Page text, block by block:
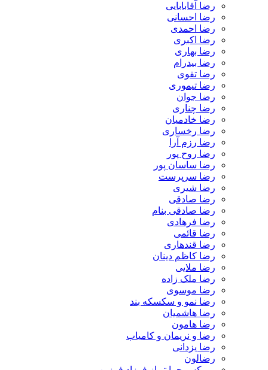
رضا آقابابایی
رضا احسانی
رضا احمدی
رضا اکبری
رضا بهاری
رضا بیدرام
رضا تقوی
رضا تیموری
رضا جوان
رضا چناری
رضا خادمیان
رضا رخساری
رضا رزم آرا
رضا روح پور
رضا ساسان پور
رضا سرپرست
رضا شیری
رضا صادقی
رضا صادقی بنام
رضا فرهادی
رضا قائمی
رضا قندهاری
رضا کاظم دینان
رضا ملایی
رضا ملک زاده
رضا موسوی
رضا نمو و سکسکه بند
رضا هاشمیان
رضا هامون
رضا و نریمان و کامیاب
رضا یزدانی
رضالون